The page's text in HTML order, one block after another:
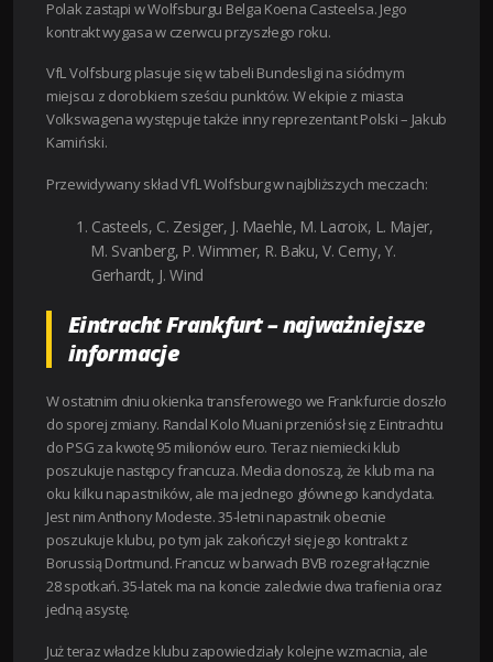
Polak zastąpi w Wolfsburgu Belga Koena Casteelsa. Jego
kontrakt wygasa w czerwcu przyszłego roku.
VfL Volfsburg plasuje się w tabeli Bundesligi na siódmym
miejscu z dorobkiem sześciu punktów. W ekipie z miasta
Volkswagena występuje także inny reprezentant Polski – Jakub
Kamiński.
Przewidywany skład VfL Wolfsburg w najbliższych meczach:
Casteels, C. Zesiger, J. Maehle, M. Lacroix, L. Majer,
M. Svanberg, P. Wimmer, R. Baku, V. Cerny, Y.
Gerhardt, J. Wind
Eintracht Frankfurt – najważniejsze
informacje
W ostatnim dniu okienka transferowego we Frankfurcie doszło
do sporej zmiany. Randal Kolo Muani przeniósł się z Eintrachtu
do PSG za kwotę 95 milionów euro. Teraz niemiecki klub
poszukuje następcy francuza. Media donoszą, że klub ma na
oku kilku napastników, ale ma jednego głównego kandydata.
Jest nim Anthony Modeste. 35-letni napastnik obecnie
poszukuje klubu, po tym jak zakończył się jego kontrakt z
Borussią Dortmund. Francuz w barwach BVB rozegrał łącznie
28 spotkań. 35-latek ma na koncie zaledwie dwa trafienia oraz
jedną asystę.
Już teraz władze klubu zapowiedziały kolejne wzmacnia, ale